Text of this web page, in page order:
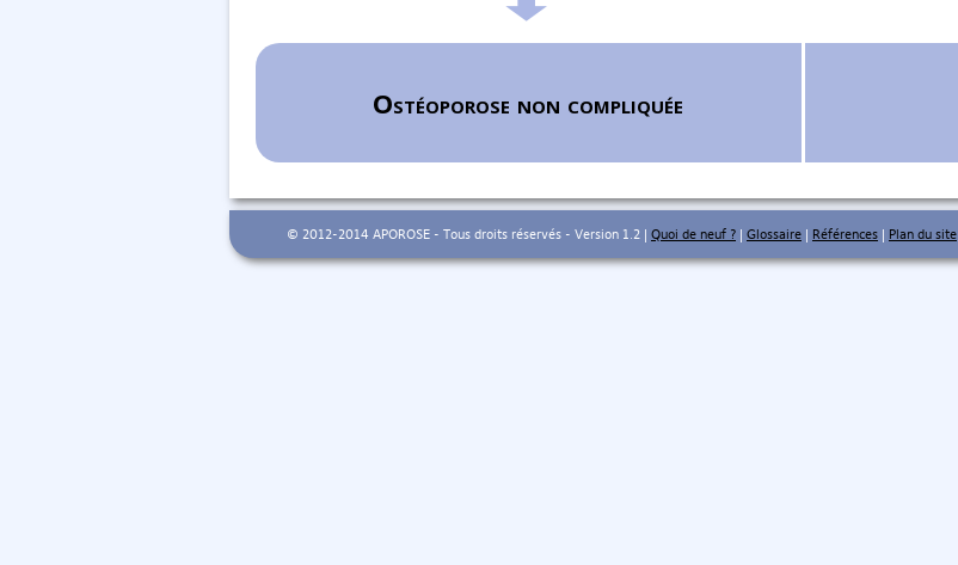
Ostéoporose non compliquée
© 2012-2014 APOROSE - Tous droits réservés - Version 1.2 | Quoi de neuf ? | Glossaire | Références | Plan du site